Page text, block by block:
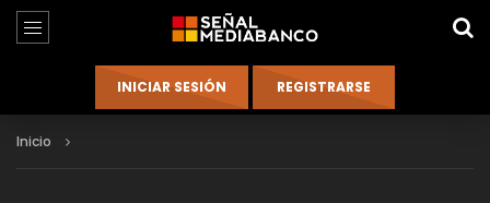
Inicio